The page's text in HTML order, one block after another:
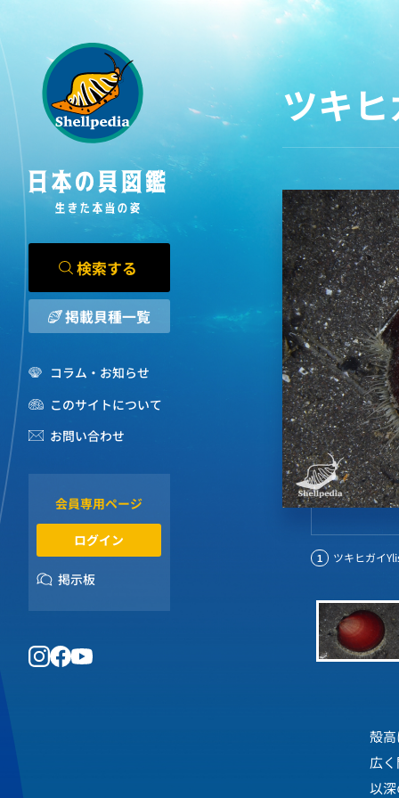
検索する
掲載貝種一覧
コラム・お知らせ
このサイトについて
お問い合わせ
会員専用ページ
ログイン
掲示板
ツキ
1 ツキヒガイ
殻
広
以